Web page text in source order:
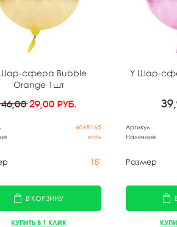
сфера Bubble
Orange 1шт
46,0029,00руб.
6068165
есть
18"
В КОРЗИНУ
КУПИТЬ В 1 КЛИК
Y Шар-
Артикул
Наличиие
Размер